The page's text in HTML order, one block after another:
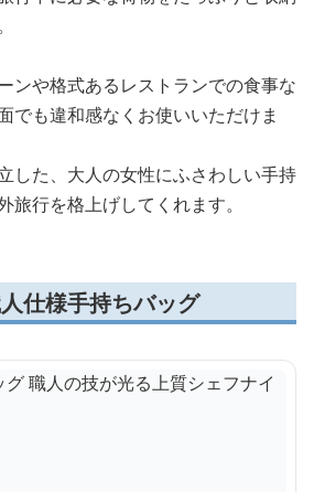
ンや格式あるレストランでの食事な
でも違和感なくお使いいただけま
した、大人の女性にふさわしい手持
旅行を格上げしてくれます。
仕様手持ちバッグ